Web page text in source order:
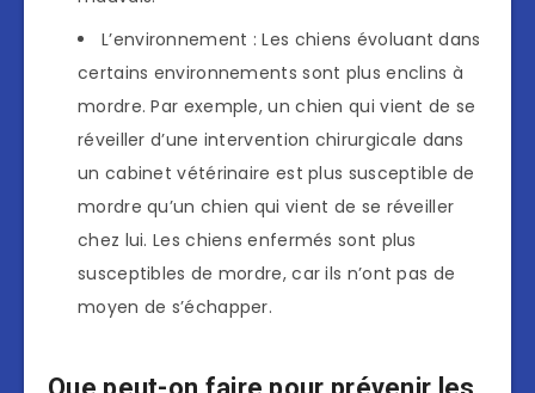
L’environnement : Les chiens évoluant dans
certains environnements sont plus enclins à
mordre. Par exemple, un chien qui vient de se
réveiller d’une intervention chirurgicale dans
un cabinet vétérinaire est plus susceptible de
mordre qu’un chien qui vient de se réveiller
chez lui. Les chiens enfermés sont plus
susceptibles de mordre, car ils n’ont pas de
moyen de s’échapper.